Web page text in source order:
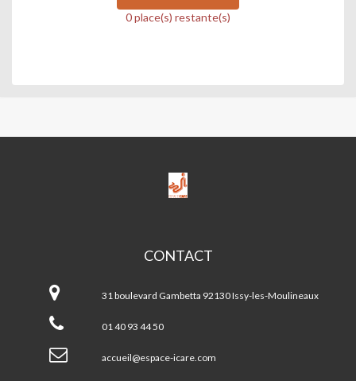
0 place(s) restante(s)
ESPACE
ICARE-
CONTACT
ICARE-
M.J.C.
31 boulevard Gambetta 92130 Issy-les-Moulineaux
01 40 93 44 50
accueil@espace-icare.com